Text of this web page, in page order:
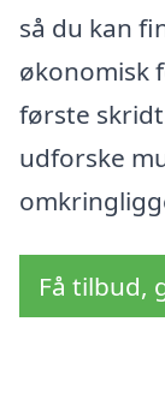
så du kan
økonomisk
første
udforske
Få tilbud,